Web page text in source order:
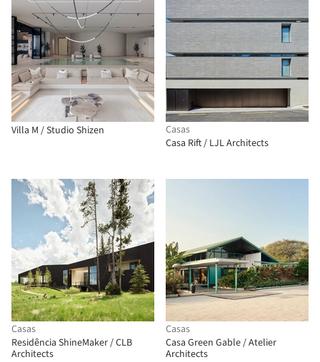
Villa M / Studio Shizen
Casas
Casa Rift / LJL Architects
Casas
Residência ShineMaker / CLB
Architects
Casas
Casa Green Gable / Atelier
Architects